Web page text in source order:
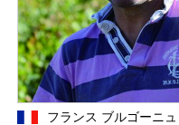
フランス ブルゴーニュ